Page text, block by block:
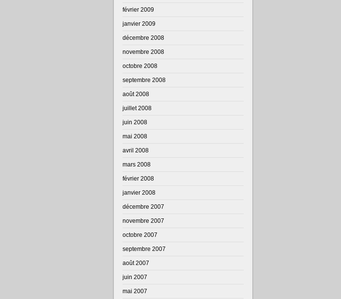
février 2009
janvier 2009
décembre 2008
novembre 2008
octobre 2008
septembre 2008
août 2008
juillet 2008
juin 2008
mai 2008
avril 2008
mars 2008
février 2008
janvier 2008
décembre 2007
novembre 2007
octobre 2007
septembre 2007
août 2007
juin 2007
mai 2007